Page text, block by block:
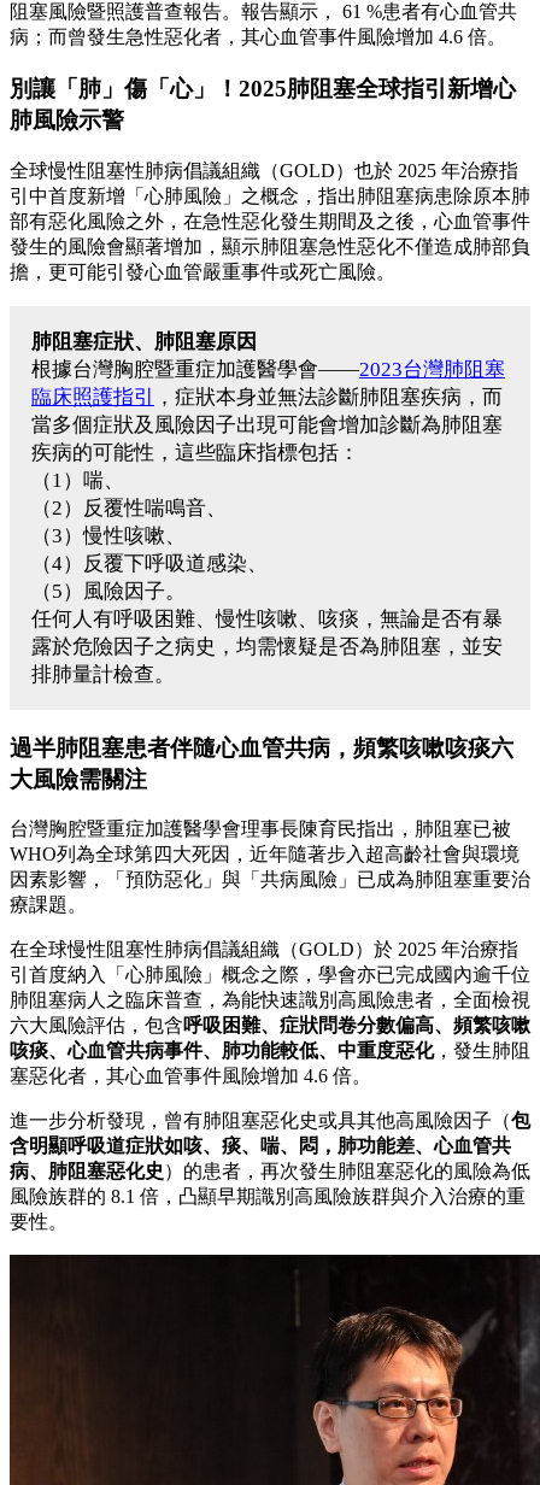
阻塞風險暨照護普查報告。報告顯示， 61 %患者有心血管共
病；而曾發生急性惡化者，其心血管事件風險增加 4.6 倍。
別讓「肺」傷「心」！2025肺阻塞全球指引新增心
肺風險示警
全球慢性阻塞性肺病倡議組織（GOLD）也於 2025 年治療指
引中首度新增「心肺風險」之概念，指出肺阻塞病患除原本肺
部有惡化風險之外，在急性惡化發生期間及之後，心血管事件
發生的風險會顯著增加，顯示肺阻塞急性惡化不僅造成肺部負
擔，更可能引發心血管嚴重事件或死亡風險。
肺阻塞症狀、肺阻塞原因
根據台灣胸腔暨重症加護醫學會——2023台灣肺阻塞
臨床照護指引
，症狀本身並無法診斷肺阻塞疾病，而
當多個症狀及風險因子出現可能會增加診斷為肺阻塞
疾病的可能性，這些臨床指標包括：
（1）喘、
（2）反覆性喘鳴音、
（3）慢性咳嗽、
（4）反覆下呼吸道感染、
（5）風險因子。
任何人有呼吸困難、慢性咳嗽、咳痰，無論是否有暴
露於危險因子之病史，均需懷疑是否為肺阻塞，並安
排肺量計檢查。
過半肺阻塞患者伴隨心血管共病，頻繁咳嗽咳痰六
大風險需關注
台灣胸腔暨重症加護醫學會理事長陳育民指出，肺阻塞已被
WHO列為全球第四大死因，近年隨著步入超高齡社會與環境
因素影響，「預防惡化」與「共病風險」已成為肺阻塞重要治
療課題。
在全球慢性阻塞性肺病倡議組織（GOLD）於 2025 年治療指
引首度納入「心肺風險」概念之際，學會亦已完成國內逾千位
肺阻塞病人之臨床普查，為能快速識別高風險患者，全面檢視
六大風險評估，包含呼吸困難、症狀問卷分數偏高、頻繁咳嗽
咳痰、心血管共病事件、肺功能較低、中重度惡化，發生肺阻
塞惡化者，其心血管事件風險增加 4.6 倍。
進一步分析發現，曾有肺阻塞惡化史或具其他高風險因子（包
含明顯呼吸道症狀如咳、痰、喘、悶，肺功能差、心血管共
病、肺阻塞惡化史 ）的患者，再次發生肺阻塞惡化的風險為低
風險族群的 8.1 倍，凸顯早期識別高風險族群與介入治療的重
要性。